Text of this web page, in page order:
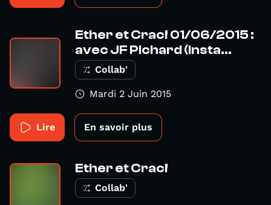
Ether et Crac! 01/06/2015 :
avec JF Pichard (Insta...
Collab'
Mardi 2 Juin 2015
Lire En savoir plus
Ether et Crac!
Collab'